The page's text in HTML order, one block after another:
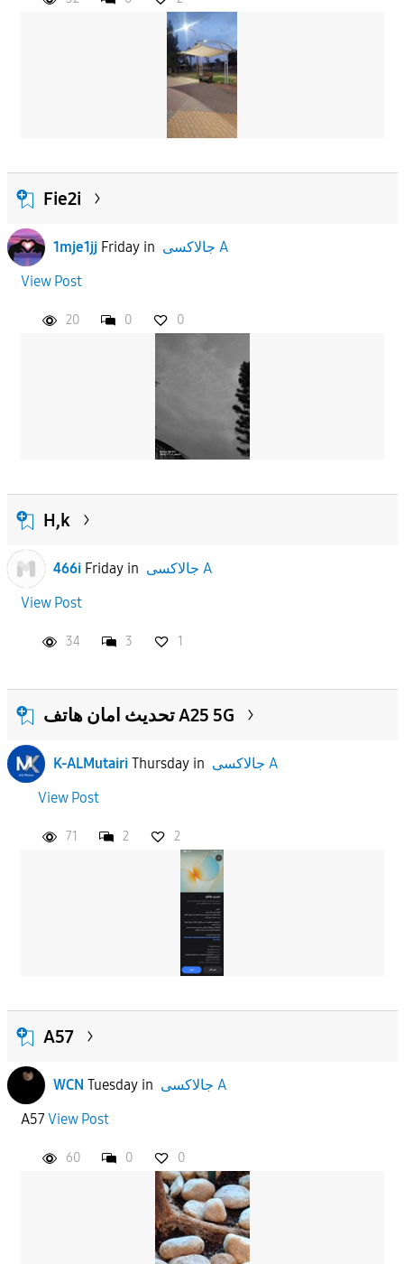
Fie2i
1mje1jj Fridayin
جالاكسى A
View Post
20 0 0
H,k
466i Fridayin
جالاكسى A
View Post
34 3 1
تحديث امان هاتف A25 5G
K-ALMutairi Thursdayin
جالاكسى A
View Post
71 2 2
A57
WCN Tuesdayin
جالاكسى A
A57 View Post
60 0 0